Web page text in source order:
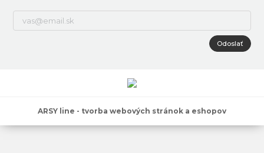
Odoslať
ARSY line - tvorba webových stránok a eshopov